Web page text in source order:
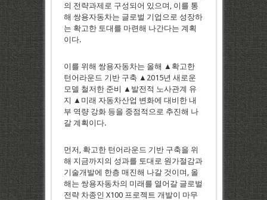
의 전략과제로 구성되어 있으며, 이를 통
해 쌍용자동차는 글로벌 기업으로 성장하
는 확고한 토대를 마련해 나간다는 계획
이다.
이를 위해 쌍용자동차는 올해 ▲확고한
턴어라운드 기반 구축 ▲2015년 새로운
모델 철저한 준비 ▲발전적 노사관계 유
지 ▲미래 자동차산업 변화에 대비한 내
부 역량 강화 등을 중점적으로 추진해 나
갈 계획이다.
먼저, 확고한 턴어라운드 기반 구축을 위
해 지금까지의 성과를 토대로 원가절감과
기술개발에 한층 매진해 나갈 것이며, 올
해는 쌍용자동차의 미래를 열어갈 글로벌
전략 차종인 X100 프로젝트 개발이 마무